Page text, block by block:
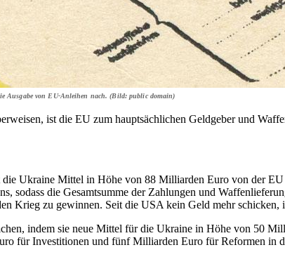
Ausgabe von EU-Anleihen nach. (Bild: public domain)
ist die EU zum hauptsächlichen Geldgeber und
Ukraine Mittel in Höhe von 88 Milliarden Euro von der
sodass die Gesamtsumme der Zahlungen und
Krieg zu gewinnen. Seit die USA kein Geld mehr schicken,
indem sie neue Mittel für die Ukraine in Höhe von 50
für Investitionen und fünf Milliarden Euro für Reformen in